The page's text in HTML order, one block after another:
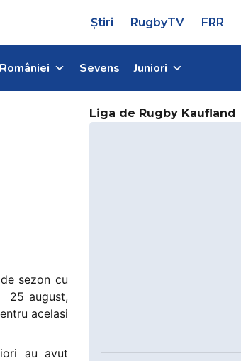
Știri RugbyTV FRR
Sevens Juniori
sezon cu
25 august,
acelasi
au avut
Liga de Rugby Kaufland